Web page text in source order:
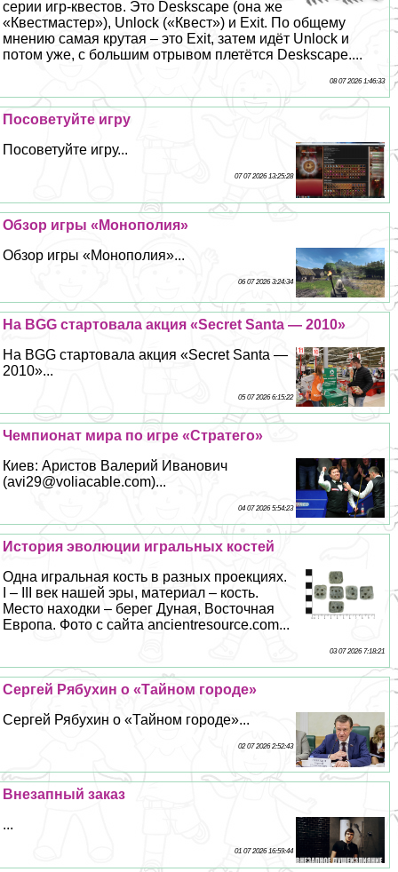
серии игр-квестов. Это Deskscape (она же
«Квестмастер»), Unlock («Квест») и Exit. По общему
мнению самая крутая – это Exit, затем идёт Unlock и
потом уже, с большим отрывом плетётся Deskscape....
08 07 2026 1:46:33
Посоветуйте игру
Посоветуйте игру...
07 07 2026 13:25:28
Обзор игры «Монополия»
Обзор игры «Монополия»...
06 07 2026 3:24:34
На BGG стартовала акция «Secret Santa — 2010»
На BGG стартовала акция «Secret Santa —
2010»...
05 07 2026 6:15:22
Чемпионат мира по игре «Стратего»
Киев: Аристов Валерий Иванович
(avi29@voliacable.com)...
04 07 2026 5:54:23
История эволюции игральных костей
Одна игральная кость в разных проекциях.
I – III век нашей эры, материал – кость.
Место находки – берег Дуная, Восточная
Европа. Фото с сайта ancientresource.com...
03 07 2026 7:18:21
Сергeй Рябухин о «Тайном городе»
Сергeй Рябухин о «Тайном городе»...
02 07 2026 2:52:43
Внезапный заказ
...
01 07 2026 16:59:44